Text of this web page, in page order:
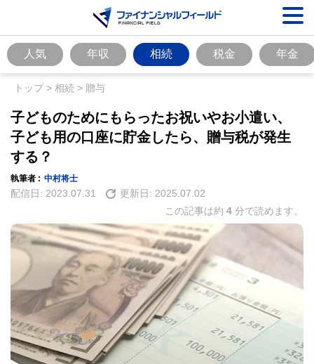
人気 年収 相続 税金 年金
トップ> 相続 > 贈与
子どものためにもらったお祝いやお小遣い、
子ども用の口座に貯金したら、贈与税が発生
する？
執筆者 : 中村将士
配信日: 2023.07.31 更新日: 2025.07.02
この記事は約 4 分で読めます。